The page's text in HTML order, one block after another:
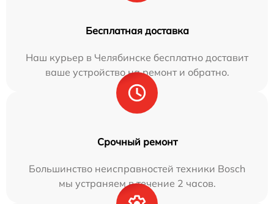
Бесплатная доставка
Наш курьер в Челябинске бесплатно доставит
ваше устройство на ремонт и обратно.
Срочный ремонт
Большинство неисправностей техники Bosch
мы устраняем в течение 2 часов.